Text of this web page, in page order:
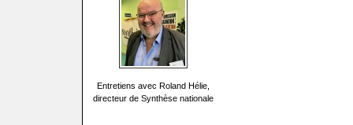
Entretiens avec Roland Hélie,
directeur de Synthèse nationale